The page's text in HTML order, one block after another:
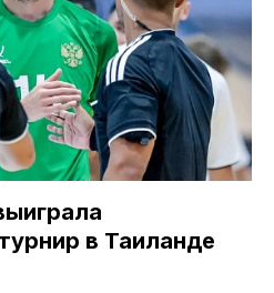
в Таиланде